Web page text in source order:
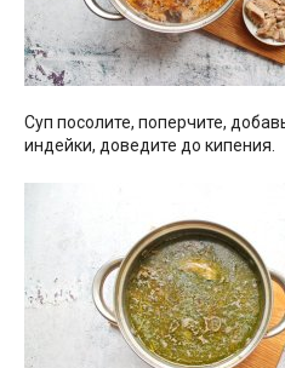
Суп посолите, поперчите,
индейки, доведите до кипения.